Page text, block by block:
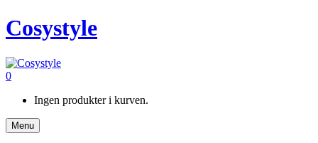
Cosystyle
0
Ingen produkter i kurven.
Menu